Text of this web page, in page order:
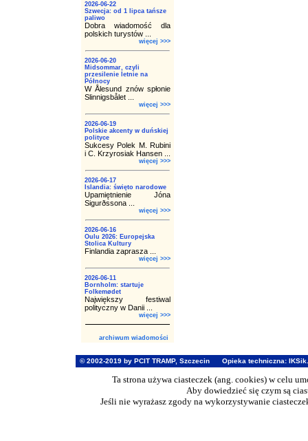
2026-06-22
Szwecja: od 1 lipca tańsze
paliwo
Dobra wiadomość dla
polskich turystów ...
więcej >>>
2026-06-20
Midsommar, czyli
przesilenie letnie na
Północy
W Ålesund znów spłonie
Slinnigsbålet ...
więcej >>>
2026-06-19
Polskie akcenty w duńskiej
polityce
Sukcesy Polek M. Rubini
i C. Krzyrosiak Hansen ...
więcej >>>
2026-06-17
Islandia: święto narodowe
Upamiętnienie Jóna
Sigurðssona ...
więcej >>>
2026-06-16
Oulu 2026: Europejska
Stolica Kultury
Finlandia zaprasza ...
więcej >>>
2026-06-11
Bornholm: startuje
Folkemødet
Największy festiwal
polityczny w Danii ...
więcej >>>
archiwum wiadomości
© 2002-2019 by PCIT TRAMP, Szczecin Opieka techniczna:
Ta strona używa ciasteczek (ang. cookies) w celu
Aby dowiedzieć się czym są
Jeśli nie wyrażasz zgody na wykorzystywanie